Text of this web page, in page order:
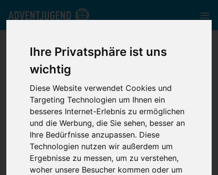
Ihre Privatsphäre ist uns
wichtig
Diese Website verwendet Cookies und
Targeting Technologien um Ihnen ein
besseres Internet-Erlebnis zu ermöglichen
und die Werbung, die Sie sehen, besser an
Ihre Bedürfnisse anzupassen. Diese
Technologien nutzen wir außerdem um
Ergebnisse zu messen, um zu verstehen,
woher unsere Besucher kommen oder um
Kindergebetswoche - Mit Daniel im alten Babylon
Kindergebetswoche
- Mit Daniel im